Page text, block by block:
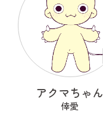
アクマちゃん
倖愛